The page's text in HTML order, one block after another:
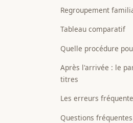
Regroupement
Tableau comparatif
Quelle procédure
Après l'arrivée : le
titres
Les erreurs
Questions fréquentes